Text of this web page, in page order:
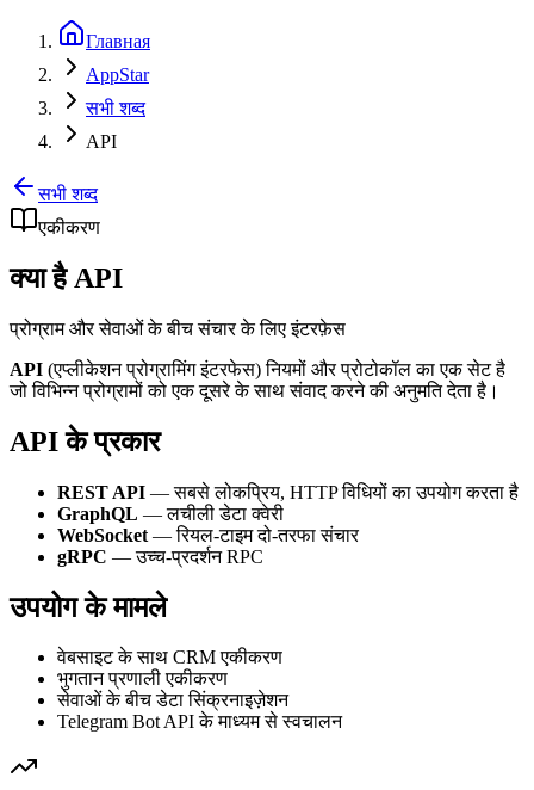
Главная
AppStar
सभी शब्द
API
सभी शब्द
एकीकरण
क्या है API
प्रोग्राम और सेवाओं के बीच संचार के लिए इंटरफ़ेस
API (एप्लीकेशन प्रोग्रामिंग इंटरफेस) नियमों और प्रोटोकॉल का एक सेट है
जो विभिन्न प्रोग्रामों को एक दूसरे के साथ संवाद करने की अनुमति देता है।
API के प्रकार
REST API — सबसे लोकप्रिय, HTTP विधियों का उपयोग करता है
GraphQL — लचीली डेटा क्वेरी
WebSocket — रियल-टाइम दो-तरफा संचार
gRPC — उच्च-प्रदर्शन RPC
उपयोग के मामले
वेबसाइट के साथ CRM एकीकरण
भुगतान प्रणाली एकीकरण
सेवाओं के बीच डेटा सिंक्रनाइज़ेशन
Telegram Bot API के माध्यम से स्वचालन